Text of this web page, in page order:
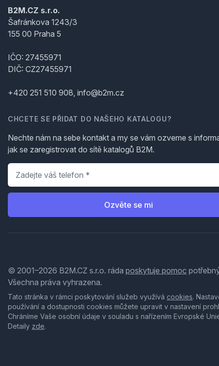
B2M.CZ s.r.o.
Šafránkova 1243/3
155 00 Praha 5
IČO: 27455971
DIČ: CZ27455971
+420 251 510 908, info@b2m.cz
CHCETE SE PŘIDAT DO NAŠEHO KATALOGU?
Nechte nám na sebe kontakt a my se vám ozveme s
jak se zaregistrovat do sítě katalogů B2M.
Telefon
Ozvěte se mi
© 2001–2026 B2M.CZ s.r.o. ráda poskytuje pomoc
Všechna práva vyhrazena.
Tato stránka v rámci poskytování služeb využívá cookies.
používání a dostupnosti cookies můžete upravit v nastavení
Chráníme Vaše osobní údaje v souladu s nařízením Evropské
Detaily zde.